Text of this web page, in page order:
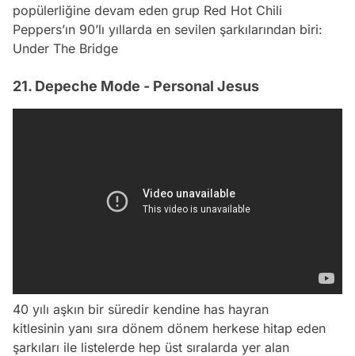
popülerliğine devam eden grup Red Hot Chili
Peppers’ın 90’lı yıllarda en sevilen şarkılarından biri:
Under The Bridge
21. Depeche Mode - Personal Jesus
40 yılı aşkın bir süredir kendine has hayran
kitlesinin yanı sıra dönem dönem herkese hitap eden
şarkıları ile listelerde hep üst sıralarda yer alan